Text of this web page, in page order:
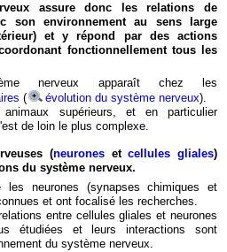
assure donc les relations de
son environnement au sens large
et y répond par des actions
fonctionnellement tous les
nerveux apparaît chez les
( évolution du système nerveux).
supérieurs, et en particulier
de loin le plus complexe.
(neuronesetcellules gliales)
du système nerveux.
les neurones (synapses chimiques et
et ont focalisé les recherches.
entre cellules gliales et neurones
étudiées et leurs interactions sont
du système nerveux.